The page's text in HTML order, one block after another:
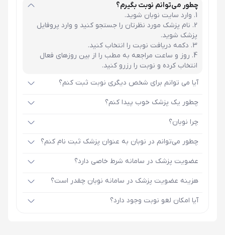
چطور می‌توانم نوبت بگیرم؟
وارد سایت نوبان شوید.
نام پزشک مورد نظرتان را جستجو کنید و وارد پروفایل
پزشک شوید.
دکمه دریافت نوبت را انتخاب کنید.
روز و ساعت مراجعه به مطب را از بین روزهای فعال
انتخاب کرده و نوبت را رزرو کنید.
آیا می توانم برای شخص دیگری نوبت ثبت کنم؟
چطور یک پزشک خوب پیدا کنم؟
چرا نوبان؟
چطور می‌توانم در نوبان به عنوان پزشک ثبت نام کنم؟
عضویت پزشک در سامانه شرط خاصی دارد؟
هزینه عضویت پزشک در سامانه نوبان چقدر است؟
آیا امکان لغو نوبت وجود دارد؟